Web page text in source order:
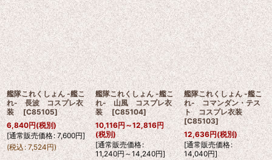
艦隊これくしょん -艦こ
れ- 長波 コスプレ衣
装 [C85105]
6,840円(税別)
[通常販売価格: 7,600円]
(税込: 7,524円)
艦隊これくしょん -艦こ
れ- 山風 コスプレ衣
装 [C85104]
10,116円～12,816円
(税別)
[通常販売価格:
11,240円～14,240円]
艦隊これくしょん -艦こ
れ- コマンダン・テス
ト コスプレ衣装
[C85103]
12,636円(税別)
[通常販売価格:
14,040円]